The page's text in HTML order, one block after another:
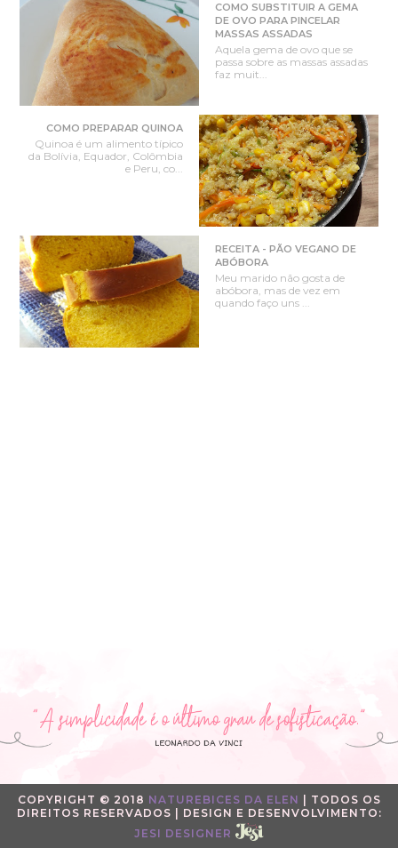
COMO SUBSTITUIR A GEMA
DE OVO PARA PINCELAR
MASSAS ASSADAS
Aquela gema de ovo que se
passa sobre as massas assadas
faz muit...
COMO PREPARAR QUINOA
Quinoa é um alimento típico
da Bolívia, Equador, Colômbia
e Peru, co...
RECEITA - PÃO VEGANO DE
ABÓBORA
Meu marido não gosta de
abóbora, mas de vez em
quando faço uns ...
COPYRIGHT © 2018 NATUREBICES DA ELEN | TODOS OS
DIREITOS RESERVADOS | DESIGN E DESENVOLVIMENTO:
JESI DESIGNER